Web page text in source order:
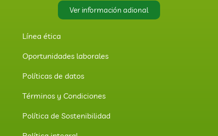
Ver información adional
Línea ética
Oportunidades laborales
Políticas de datos
Términos y Condiciones
Política de Sostenibilidad